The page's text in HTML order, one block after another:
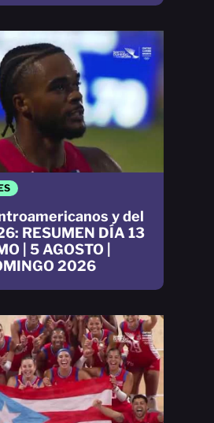
y del
RESUMEN DÍA 13
| 5 AGOSTO |
2026